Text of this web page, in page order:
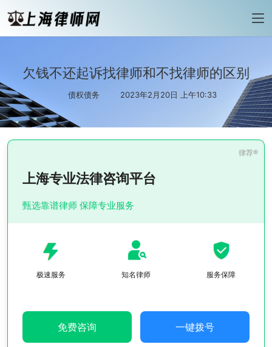
欠钱不还起诉找律师和不找律师的区别
债权债务 2023年2月20日 上午10:33
上海专业法律咨询平台
甄选靠谱律师 保障专业服务
极速服务 知名律师 服务保障
免费咨询 一键拨号